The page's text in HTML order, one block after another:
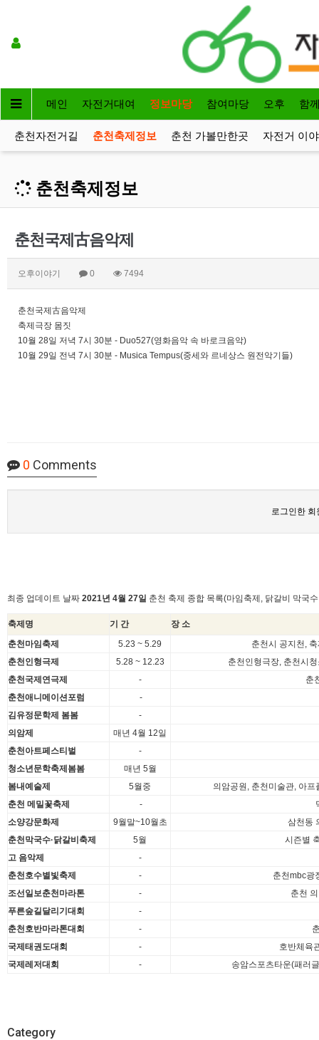
메인 자전거대여 정보마당 참여마당 오후 함
춘천자전거길 춘천축제정보 춘천 가볼만한곳 자전거 이
춘천축제정보
춘천국제古음악제
오후이야기 0 7494
춘천국제古음악제
축제극장 몸짓
10월 28일 저녁 7시 30분 - Duo527(영화음악 속 바로크음악)
10월 29일 전녁 7시 30분 - Musica Tempus(중세와 르네상스 원전악기들)
0 Comments
로그인한 회
최종 업데이트 날짜 2021년 4월 27일 춘천 축제 종합 목록(마임축제, 닭갈비 막국
축제명 기 간
장 소
춘천마임축제
5.23 ~ 5.29
춘천시 공지천,
춘천인형극제
5.28 ~ 12.23
춘천인형극장, 춘천시
춘천국제연극제
-
춘
춘천애니메이션포럼
-
김유정문학제 봄봄
-
의암제
매년 4월 12일
춘천아트페스티벌
-
청소년문학축제봄봄
매년 5월
봄내예술제
5월중
의암공원, 춘천미술관, 아
춘천 메밀꽃축제
-
소양강문화제
9월말~10월초
삼천동
춘천막국수·닭갈비 축제 5월
시즌별
고 음악제
-
춘천호수별빛축제
-
춘천mbc광
조선일보춘천마라톤
-
춘천
푸른숲길달리기대회
-
춘천호반마라톤대회
-
국제태권도대회
-
호반체육
국제레저대회
- 송암스포츠타운(패러
Category